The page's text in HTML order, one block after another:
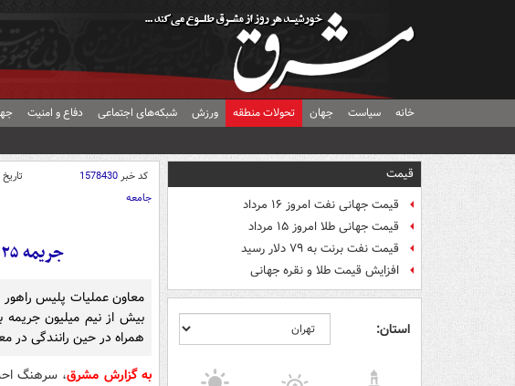
خانه سیاست جهان تحولات منطقه ورزش شبکه‌های اجتماعی دفاع و امنیت
قیمت
قیمت جهانی نفت امروز ۱۶ مرداد
قیمت جهانی طلا امروز ۱۵ مرداد
قیمت نفت برنت به ۷۹ دلار رسید
افزایش قیمت طلا و نقره جهانی
استان:
کد خبر1578430
جامعه
جریمه ۵۲۵ هزار راننده موبایل به دست در پایتخت
معاون عملیات پلیس راهور
بیش از نیم میلیون جریمه
همراه در حین رانندگی در
به گزارش مشرق، سرهنگ